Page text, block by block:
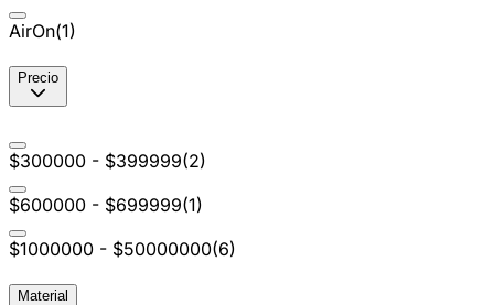
AirOn(1)
Precio
$300000 - $399999(2)
$600000 - $699999(1)
$1000000 - $50000000(6)
Material